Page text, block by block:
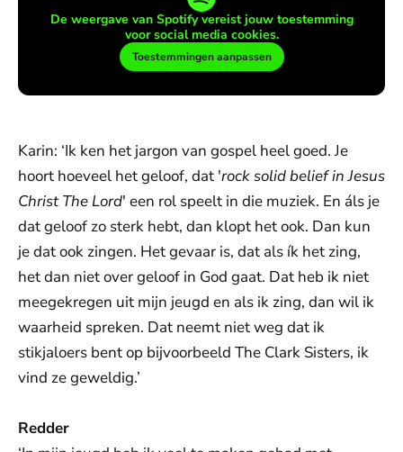
De weergave van Spotify vereist jouw toestemming
voor social media cookies.
Toestemmingen aanpassen
Karin: ‘Ik ken het jargon van gospel heel goed. Je
hoort hoeveel het geloof, dat 'rock solid belief in Jesus
Christ The Lord' een rol speelt in die muziek. En áls je
dat geloof zo sterk hebt, dan klopt het ook. Dan kun
je dat ook zingen. Het gevaar is, dat als ík het zing,
het dan niet over geloof in God gaat. Dat heb ik niet
meegekregen uit mijn jeugd en als ik zing, dan wil ik
waarheid spreken. Dat neemt niet weg dat ik
stikjaloers bent op bijvoorbeeld The Clark Sisters, ik
vind ze geweldig.’
Redder